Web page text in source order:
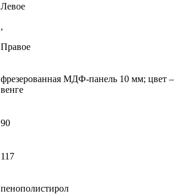
Левое
,
Правое
фрезерованная МДФ-панель 10 мм; цвет –
венге
90
117
пенополистирол